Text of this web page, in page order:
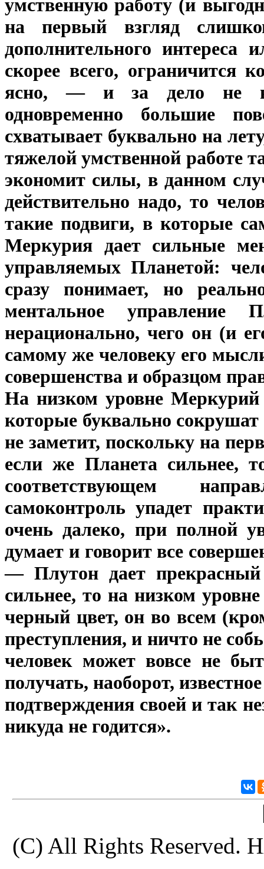
умственную работу (и
на первый взгляд
дополнительного
скорее всего, ограничится
ясно, — и за дело не
одновременно большие
схватывает буквально на
тяжелой умственной работе
экономит силы, в данном
действительно надо, то
такие подвиги, в которые
Меркурия дает сильные
управляемых Планетой:
сразу понимает, но
ментальное
нерационально, чего он (и
самому же человеку его
совершенства и образцом
На низком уровне
которые буквально
не заметит, поскольку на
если же Планета сильнее,
соответствующем
самоконтроль упадет
очень далеко, при полной
думает и говорит все
— Плутон дает
сильнее, то на низком
черный цвет, он во всем
преступления, и ничто не
человек может вовсе не
получать, наоборот,
подтверждения своей и так
никуда не годится».
(C) All Rights